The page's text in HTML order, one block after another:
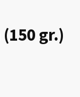
gr.)